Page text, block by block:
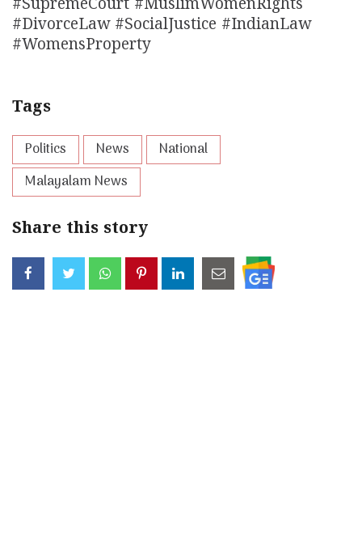
#SupremeCourt #MuslimWomenRights
#DivorceLaw #SocialJustice #IndianLaw
#WomensProperty
Tags
Politics News
National
Malayalam News
Share this story